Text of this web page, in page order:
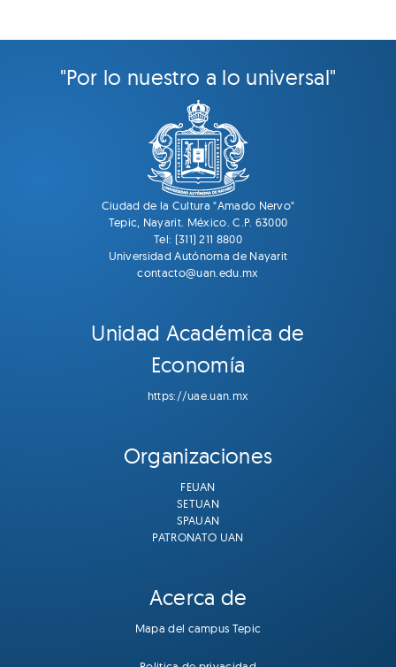
"Por lo nuestro a lo universal"
Ciudad de la Cultura "Amado Nervo"
Tepic, Nayarit. México. C.P. 63000
Tel: (311) 211 8800
Universidad Autónoma de Nayarit
contacto@uan.edu.mx
Unidad Académica de
Economía
https://uae.uan.mx
Organizaciones
FEUAN
SETUAN
SPAUAN
PATRONATO UAN
Acerca de
Mapa del campus Tepic